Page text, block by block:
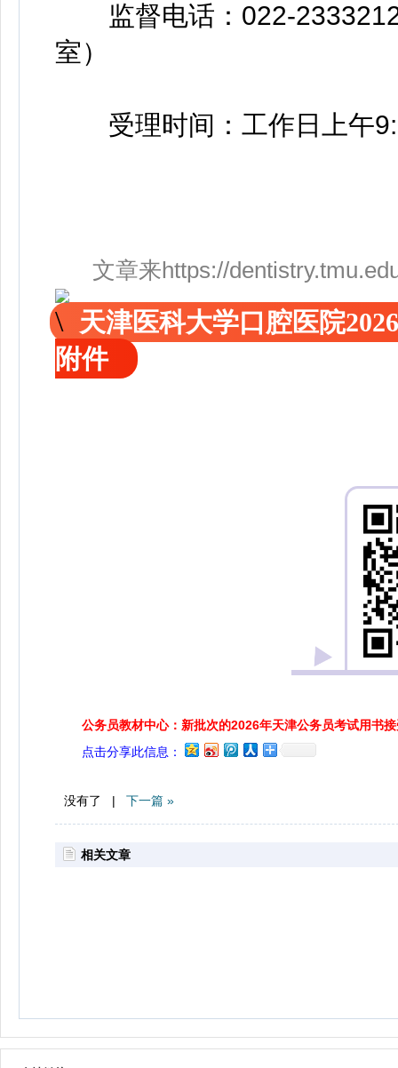
监督电话：022-
室）
受理时间：工作日上午
文章来https://
天津医科大学口腔医院
附件
公务员教材中心：新批次的2026年天津公务员考试用书
点击分享此信息：
没有了 | 下一篇 »
相关文章